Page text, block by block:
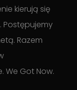
kierują się
Postępujemy
Razem
We Got Now.